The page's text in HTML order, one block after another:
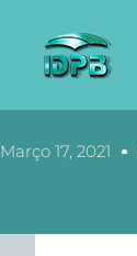
Março 17, 2021